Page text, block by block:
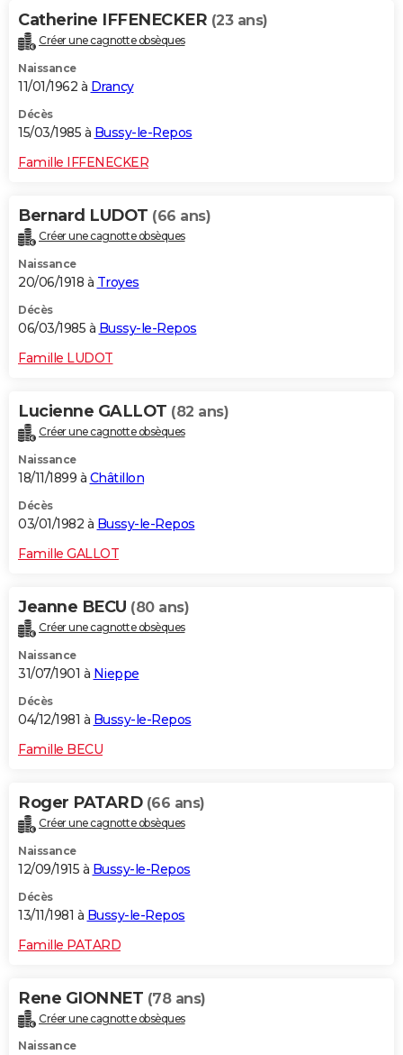
Catherine IFFENECKER (23 ans)
Créer une cagnotte obsèques
Naissance
11/01/1962 à Drancy
Décès
15/03/1985 à Bussy-le-Repos
Famille IFFENECKER
Bernard LUDOT (66 ans)
Créer une cagnotte obsèques
Naissance
20/06/1918 à Troyes
Décès
06/03/1985 à Bussy-le-Repos
Famille LUDOT
Lucienne GALLOT (82 ans)
Créer une cagnotte obsèques
Naissance
18/11/1899 à Châtillon
Décès
03/01/1982 à Bussy-le-Repos
Famille GALLOT
Jeanne BECU (80 ans)
Créer une cagnotte obsèques
Naissance
31/07/1901 à Nieppe
Décès
04/12/1981 à Bussy-le-Repos
Famille BECU
Roger PATARD (66 ans)
Créer une cagnotte obsèques
Naissance
12/09/1915 à Bussy-le-Repos
Décès
13/11/1981 à Bussy-le-Repos
Famille PATARD
Rene GIONNET (78 ans)
Créer une cagnotte obsèques
Naissance